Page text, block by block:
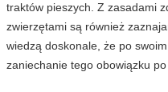
traktów pieszych. Z zasadami
zwierzętami są również
wiedzą doskonale, że po
zaniechanie tego obowiązku